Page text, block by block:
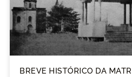
BREVE HISTÓRICO DA